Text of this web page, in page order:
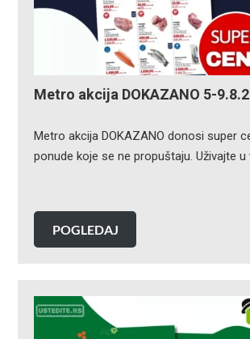
Metro akcija DOKAZANO 5-
Metro akcija DOKAZANO donosi super
ponude koje se ne propuštaju. Uživajte u
POGLEDAJ